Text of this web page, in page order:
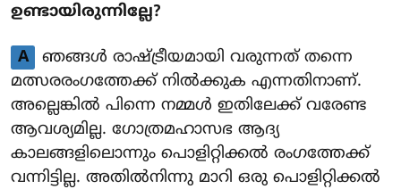
ഉണ്ടായിരുന്നില്ലേ?
A
ഞങ്ങൾ രാഷ്ട്രീയമായി വരുന്നത് തന്നെ
മത്സരരംഗത്തേക്ക് നിൽക്കുക എന്നതിനാണ്.
അല്ലെങ്കിൽ പിന്നെ നമ്മൾ ഇതിലേക്ക് വരേണ്ട
ആവശ്യമില്ല. ഗോത്രമഹാസഭ ആദ്യ
കാലങ്ങളിലൊന്നും പൊളിറ്റിക്കൽ രംഗത്തേക്ക്
വന്നിട്ടില്ല. അതിൽനിന്നു മാറി ഒരു പൊളിറ്റിക്കൽ